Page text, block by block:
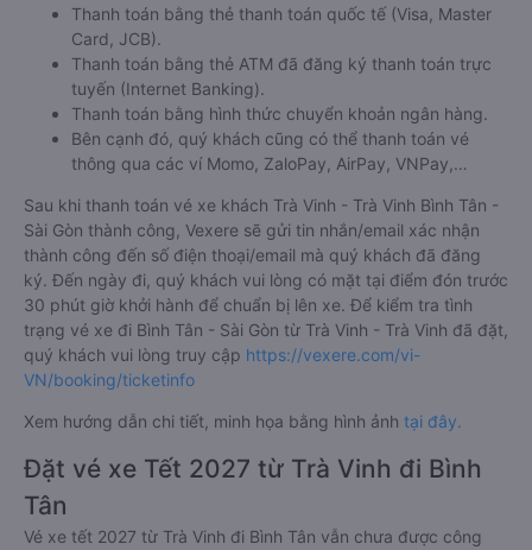
Thanh toán bằng thẻ thanh toán quốc tế (Visa, Master
Card, JCB).
Thanh toán bằng thẻ ATM đã đăng ký thanh toán trực
tuyến (Internet Banking).
Thanh toán bằng hình thức chuyển khoản ngân hàng.
Bên cạnh đó, quý khách cũng có thể thanh toán vé
thông qua các ví Momo, ZaloPay, AirPay, VNPay,…
Sau khi thanh toán vé xe khách Trà Vinh - Trà Vinh Bình Tân -
Sài Gòn thành công, Vexere sẽ gửi tin nhắn/email xác nhận
thành công đến số điện thoại/email mà quý khách đã đăng
ký. Đến ngày đi, quý khách vui lòng có mặt tại điểm đón trước
30 phút giờ khởi hành để chuẩn bị lên xe. Để kiểm tra tình
trạng vé xe đi Bình Tân - Sài Gòn từ Trà Vinh - Trà Vinh đã đặt,
quý khách vui lòng truy cập https://vexere.com/vi-
VN/booking/ticketinfo
Xem hướng dẫn chi tiết, minh họa bằng hình ảnh tại đây.
Đặt vé xe Tết 2027 từ Trà Vinh đi Bình
Tân
Vé xe tết 2027 từ Trà Vinh đi Bình Tân vẫn chưa được công